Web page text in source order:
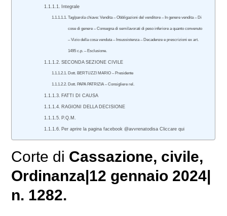
Integrale
Tag/parola chiave: Vendita – Obbligazioni del venditore – In genere vendita – Di
cose di genere – Consegna di semilavorati di peso inferiore a quanto convenuto
– Vizio della cosa venduta – Insussistenza – Decadenze e prescrizioni ex art.
1495 c.p. – Esclusione.
SECONDA SEZIONE CIVILE
Dott. BERTUZZI MARIO – Presidente
Dott. PAPA PATRIZIA – Consigliere rel.
FATTI DI CAUSA
RAGIONI DELLA DECISIONE
P.Q.M.
Per aprire la pagina facebook @avvrenatodisa Cliccare qui
Corte di Cassazione, civile,
Ordinanza|12 gennaio 2024|
n. 1282.